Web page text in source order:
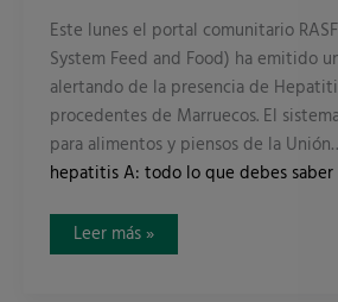
Este lunes el portal comunitario
System Feed and Food) ha emitido
alertando de la presencia de
procedentes de Marruecos. El
para alimentos y piensos de la
hepatitis A: todo lo que debes saber
Leer más »